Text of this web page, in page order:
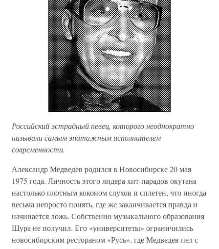
Российский эстрадный певец, которого неоднократно
называли самым эпатажным исполнителем
современности.
Александр Медведев родился в Новосибирске 20 мая
1975 года. Личность этого лидера хит-парадов окутана
настолько плотным коконом слухов и сплетен, что иногда
весьма непросто понять, где же заканчивается правда и
начинается ложь. Собственно музыкального образования
Шура не получил. Его «университеты» ограничились
новосибирским рестораном «Русь», где Медведев пел с